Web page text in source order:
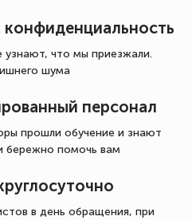
что мы приезжали.
шума
персонал
прошли обучение и знают
бережно помочь вам
в день обращения, при